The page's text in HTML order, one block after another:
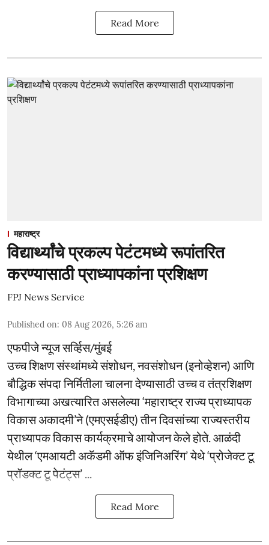
Read More
महाराष्ट्र
विद्यार्थ्यांचे प्रकल्प पेटंटमध्ये रूपांतरित
करण्यासाठी प्राध्यापकांना प्रशिक्षण
FPJ News Service
Published on: 08 Aug 2026, 5:26 am
एफपीजे न्यूज सर्व्हिस/मुंबई
उच्च शिक्षण संस्थांमध्ये संशोधन, नवसंशोधन (इनोव्हेशन) आणि
बौद्धिक संपदा निर्मितीला चालना देण्यासाठी उच्च व तंत्रशिक्षण
विभागाच्या अखत्यारित असलेल्या ‘महाराष्ट्र राज्य प्राध्यापक
विकास अकादमी’ने (एमएसईडीए) तीन दिवसांच्या राज्यस्तरीय
प्राध्यापक विकास कार्यक्रमाचे आयोजन केले होते. आळंदी
येथील ‘एमआयटी अकॅडमी ऑफ इंजिनिअरिंग’ येथे ‘प्रोजेक्ट टू
प्रॉडक्ट टू पेटंट्स’ ...
Read More